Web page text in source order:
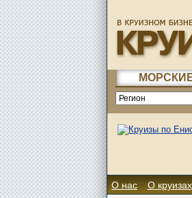
О нас О круизах